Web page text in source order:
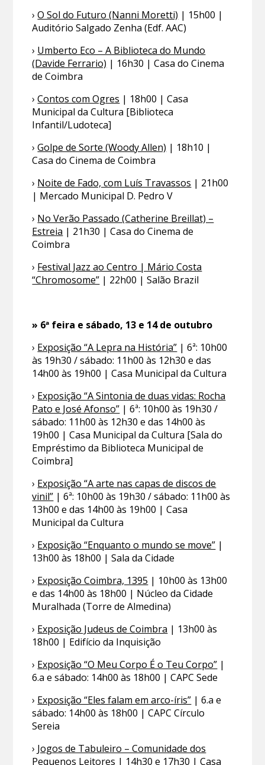
›O Sol do Futuro (Nanni Moretti) | 15h00 |
Auditório Salgado Zenha (Edf. AAC)
› Umberto Eco – A Biblioteca do Mundo
(Davide Ferrario) | 16h30 | Casa do Cinema
de Coimbra
›Contos com Ogres | 18h00 | Casa
Municipal da Cultura [Biblioteca
Infantil/Ludoteca]
›Golpe de Sorte (Woody Allen) | 18h10 |
Casa do Cinema de Coimbra
› Noite de Fado, com Luís Travassos | 21h00
| Mercado Municipal D. Pedro V
› No Verão Passado (Catherine Breillat) –
Estreia | 21h30 | Casa do Cinema de
Coimbra
› Festival Jazz ao Centro | Mário Costa
“Chromosome” | 22h00 | Salão Brazil
» 6ª feira e sábado, 13 e 14 de outubro
› Exposição “A Lepra na História” | 6ª: 10h00
às 19h30 / sábado: 11h00 às 12h30 e das
14h00 às 19h00 | Casa Municipal da Cultura
› Exposição “A Sintonia de duas vidas: Rocha
Pato e José Afonso” | 6ª: 10h00 às 19h30 /
sábado: 11h00 às 12h30 e das 14h00 às
19h00 | Casa Municipal da Cultura [Sala do
Empréstimo da Biblioteca Municipal de
Coimbra]
› Exposição “A arte nas capas de discos de
vinil” | 6ª: 10h00 às 19h30 / sábado: 11h00 às
13h00 e das 14h00 às 19h00 | Casa
Municipal da Cultura
› Exposição “Enquanto o mundo se move” |
13h00 às 18h00 | Sala da Cidade
› Exposição Coimbra, 1395 | 10h00 às 13h00
e das 14h00 às 18h00 | Núcleo da Cidade
Muralhada (Torre de Almedina)
› Exposição Judeus de Coimbra | 13h00 às
18h00 | Edifício da Inquisição
› Exposição “O Meu Corpo É o Teu Corpo” |
6.a e sábado: 14h00 às 18h00 | CAPC Sede
› Exposição “Eles falam em arco-íris” | 6.a e
sábado: 14h00 às 18h00 | CAPC Círculo
Sereia
› Jogos de Tabuleiro – Comunidade dos
Pequenos Leitores | 14h30 e 17h30 | Casa